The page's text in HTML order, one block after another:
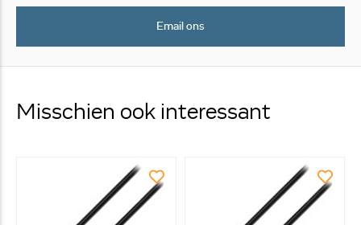
Email ons
Misschien ook interessant